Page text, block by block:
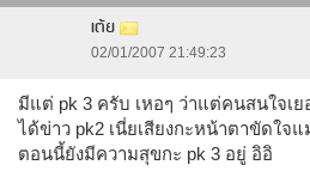
เต้ย
02/01/2007 21:49:23
มีแต่ pk 3 ครับ เหอๆ ว่าแต่คนสนใจเย
ได้ข่าว pk2 เนี่ยเสียงกะหน้าตาขัดใจ
ตอนนี้ยังมีความสุขกะ pk 3 อยู่ อิอิ